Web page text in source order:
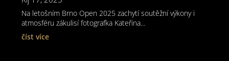
Na letošním Brno Open 2025 zachytí soutěžní výkony i
atmosféru zákulisí fotografka Kateřina...
číst více